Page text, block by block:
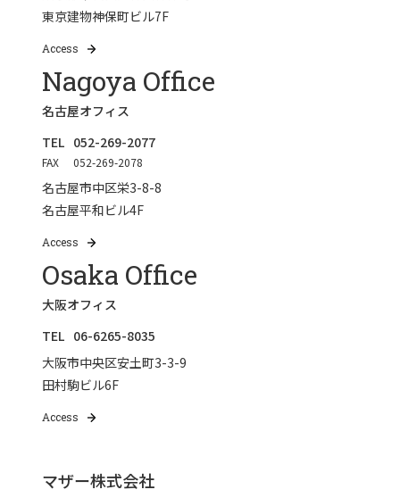
東京建物神保町ビル7F
Access
Nagoya Office
名古屋オフィス
TEL 052-269-2077
FAX 052-269-2078
名古屋市中区栄3-8-8
名古屋平和ビル4F
Access
Osaka Office
大阪オフィス
TEL 06-6265-8035
大阪市中央区安土町3-3-9
田村駒ビル6F
Access
マザー株式会社